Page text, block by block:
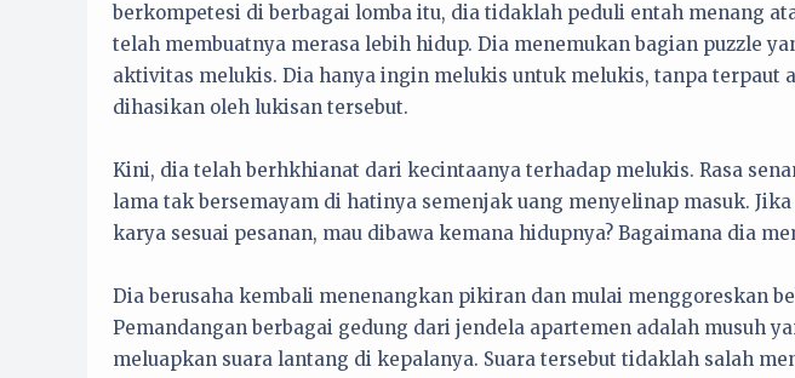
berkompetesi di berbagai lomba itu, dia tidaklah peduli entah menang
telah membuatnya merasa lebih hidup. Dia menemukan bagian puzzle
aktivitas melukis. Dia hanya ingin melukis untuk melukis, tanpa terpaut
dihasikan oleh lukisan tersebut.
Kini, dia telah berhkhianat dari kecintaanya terhadap melukis. Rasa
lama tak bersemayam di hatinya semenjak uang menyelinap masuk.
karya sesuai pesanan, mau dibawa kemana hidupnya? Bagaimana dia
Dia berusaha kembali menenangkan pikiran dan mulai menggoreskan
Pemandangan berbagai gedung dari jendela apartemen adalah musuh
meluapkan suara lantang di kepalanya. Suara tersebut tidaklah salah